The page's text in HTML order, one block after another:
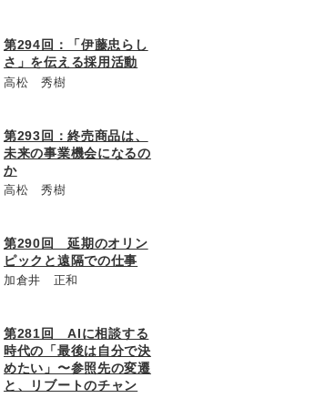
第294回：「伊藤忠らし
さ」を伝える採用活動
高松 秀樹
第293回：終売商品は、
未来の事業機会になるの
か
高松 秀樹
第290回 延期のオリン
ピックと遠隔での仕事
加倉井 正和
第281回 AIに相談する
時代の「最後は自分で決
めたい」〜参照先の変遷
と、リブートのチャン